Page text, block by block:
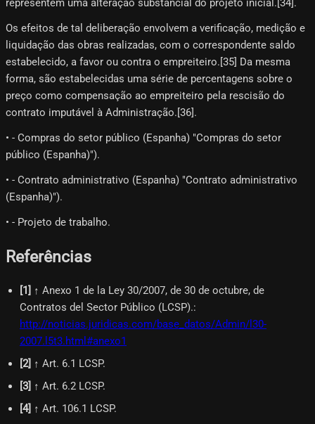
representem uma alteração substancial do projeto inicial.[34]​.
Os efeitos de tal deliberação envolvem a verificação, medição e
liquidação das obras realizadas, com o correspondente saldo
estabelecido, a favor ou contra o empreiteiro.[35]​ Da mesma
forma, são estabelecidas uma série de percentagens sobre o
preço como compensação ao empreiteiro pela rescisão do
contrato imputável à Administração.[36]​.
• - Compras do setor público (Espanha) "Compras do setor
público (Espanha)").
• - Contrato administrativo (Espanha) "Contrato administrativo
(Espanha)").
• - Projeto de trabalho.
Referências
[1] ↑ Anexo 1 de la Ley 30/2007, de 30 de octubre, de
Contratos del Sector Público (LCSP).:
http://noticias.juridicas.com/base_datos/Admin/l30-
2007.l5t3.html#anexo1
[2] ↑ Art. 6.1 LCSP.
[3] ↑ Art. 6.2 LCSP.
[4] ↑ Art. 106.1 LCSP.